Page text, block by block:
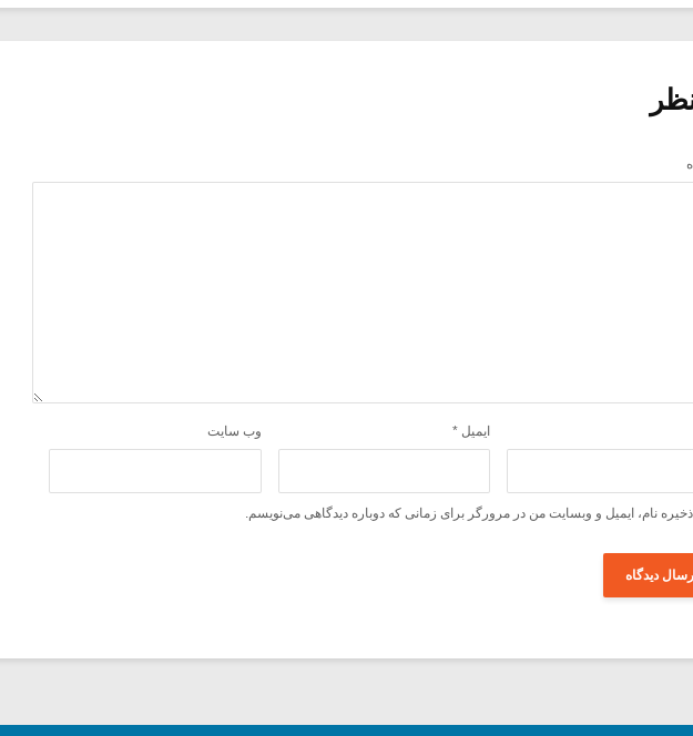
ایمیل * وب‌ سایت
ذخیره نام، ایمیل و وبسایت من در مرورگر برای زمانی که دوباره دیدگاهی می‌نویسم.